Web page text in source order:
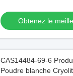
Obtenez le
CAS14484-69-6
Poudre blanche